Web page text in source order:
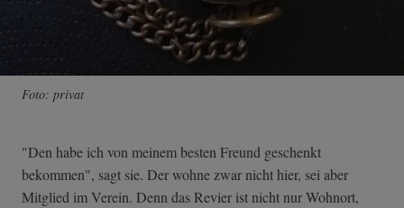
Foto: privat
"Den habe ich von meinem besten Freund geschenkt
bekommen", sagt sie. Der wohne zwar nicht hier, sei aber
Mitglied im Verein. Denn das Revier ist nicht nur Wohnort,